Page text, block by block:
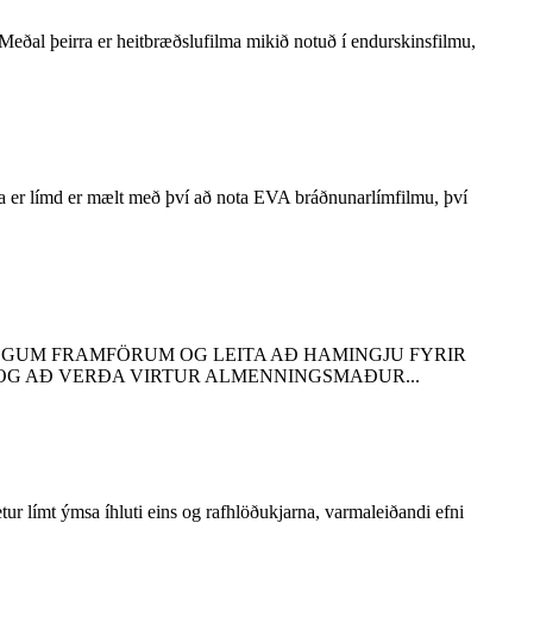
þeirra er heitbræðslufilma mikið notuð í endurskinsfilmu,
er límd er mælt með því að nota EVA bráðnunarlímfilmu, því
FRAMFÖRUM OG LEITA AÐ HAMINGJU FYRIR
AÐ VERÐA VIRTUR ALMENNINGSMAÐUR...
límt ýmsa íhluti eins og rafhlöðukjarna, varmaleiðandi efni